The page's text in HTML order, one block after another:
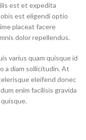
est et expedita
est eligendi optio
placeat facere
dolor repellendus.
varius quam quisque id
a diam sollicitudin. At
eleifend donec
enim facilisis gravida